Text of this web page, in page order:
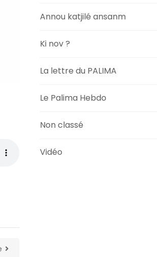
Annou katjilé ansanm
Ki nov ?
La lettre du PALIMA
Le Palima Hebdo
Non classé
Vidéo